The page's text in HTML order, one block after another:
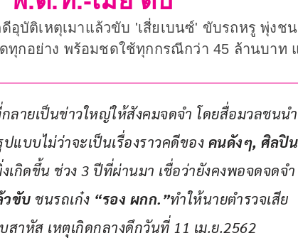
อุบัติเหตุเมาแล้วขับ 'เสี่ยเบนซ์' ขับรถหรู พุ่ง
ทุกอย่าง พร้อมชดใช้ทุกกรณีกว่า 45 ล้านบาท
ายเป็นข่าวใหญ่ให้สังคมจดจำ โดยสื่อมวลชนนำ
บบไม่ว่าจะเป็นเรื่องราวคดีของ คนดังๆ, ศิลปิน
กิดขึ้น ช่วง 3 ปีที่ผ่านมา เชื่อว่ายังคงพอจดจดจำ
วขับ ชนรถเก๋ง “รอง ผกก.”ทำให้นายตำรวจเสีย
าหัส เหตุเกิดกลางดึกวันที่ 11 เม.ย.2562